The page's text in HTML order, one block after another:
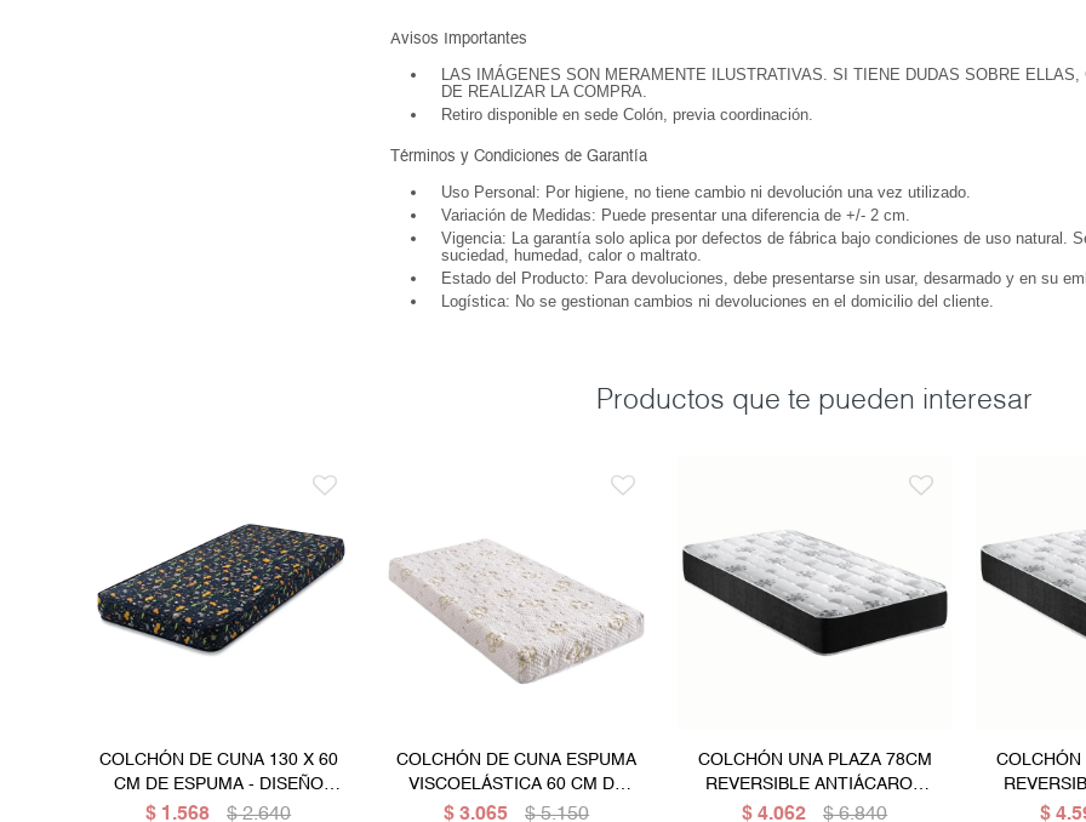
Avisos Importantes
LAS IMÁGENES SON MERAMENTE ILUSTRATIVAS. SI TIENE DUDAS SOBRE ELLAS,
DE REALIZAR LA COMPRA.
Retiro disponible en sede Colón, previa coordinación.
Términos y Condiciones de Garantía
Uso Personal: Por higiene, no tiene cambio ni devolución una vez utilizado.
Variación de Medidas: Puede presentar una diferencia de +/- 2 cm.
Vigencia: La garantía solo aplica por defectos de fábrica bajo condiciones de uso natural.
suciedad, humedad, calor o maltrato.
Estado del Producto: Para devoluciones, debe presentarse sin usar, desarmado y en su
Logística: No se gestionan cambios ni devoluciones en el domicilio del cliente.
Productos que te pueden interesar
COLCHÓN DE CUNA 130 X 60
CM DE ESPUMA - DISEÑO
NIÑO
$ 1.568 $ 2.640
COLCHÓN DE CUNA ESPUMA
VISCOELÁSTICA 60 CM DE
ANCHO
$ 3.065 $ 5.150
COLCHÓN UNA PLAZA 78CM
REVERSIBLE ANTIÁCAROS
ESPUMA - ALTURA 18 CM
$ 4.062 $ 6.840
COLCHÓN
$